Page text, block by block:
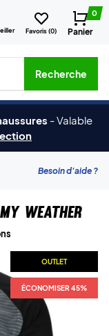
Favoris (0)
0
Panier
etc.
Recherche
-Valable
Besoin d'aide ?
Weather
OUTLET
ÉCONOMISER 45%
OUTLET
ÉCONOMISER 45%
OUTLET
ÉCONOMISER 45%